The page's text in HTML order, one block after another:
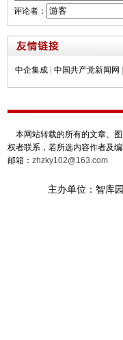
评论者：
中企集成 中国共产党新闻网
本网站转载的所有的文章、
权者联系，若所选内容作者及
邮箱： zhzky102@163.com
主办单位：智库